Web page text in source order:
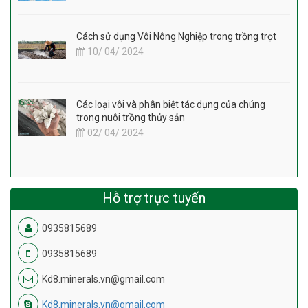
Cách sử dụng Vôi Nông Nghiệp trong trồng trọt
10/ 04/ 2024
Các loại vôi và phân biệt tác dụng của chúng
trong nuôi trồng thủy sản
02/ 04/ 2024
Hỗ trợ trực tuyến
0935815689
0935815689
Kd8.minerals.vn@gmail.com
Kd8.minerals.vn@gmail.com